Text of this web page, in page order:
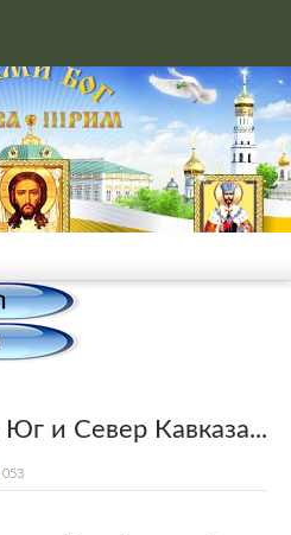
Юг и Север Кавказа...
053